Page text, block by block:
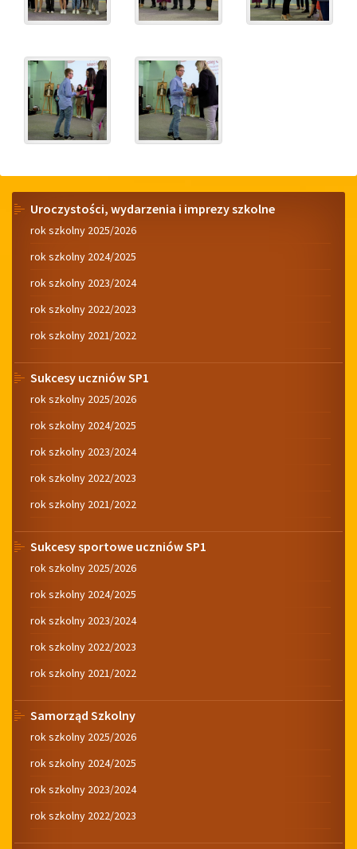
Menu
Uroczystości, wydarzenia i imprezy szkolne
rok szkolny 2025/2026
rok szkolny 2024/2025
rok szkolny 2023/2024
rok szkolny 2022/2023
rok szkolny 2021/2022
Sukcesy uczniów SP1
rok szkolny 2025/2026
rok szkolny 2024/2025
rok szkolny 2023/2024
rok szkolny 2022/2023
rok szkolny 2021/2022
Sukcesy sportowe uczniów SP1
rok szkolny 2025/2026
rok szkolny 2024/2025
rok szkolny 2023/2024
rok szkolny 2022/2023
rok szkolny 2021/2022
Samorząd Szkolny
rok szkolny 2025/2026
rok szkolny 2024/2025
rok szkolny 2023/2024
rok szkolny 2022/2023